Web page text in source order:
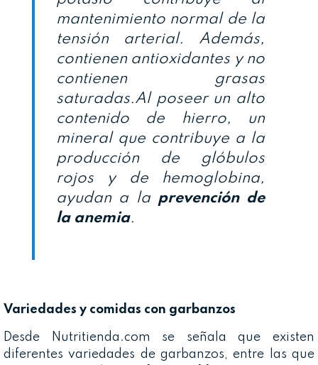
mantenimiento normal de la
tensión arterial. Además,
contienen antioxidantes y no
contienen grasas
saturadas.Al poseer un alto
contenido de hierro, un
mineral que contribuye a la
producción de glóbulos
rojos y de hemoglobina,
ayudan a la prevención de
la anemia.
Variedades y comidas con garbanzos
Desde Nutritienda.com se señala que existen
diferentes variedades de garbanzos, entre las que